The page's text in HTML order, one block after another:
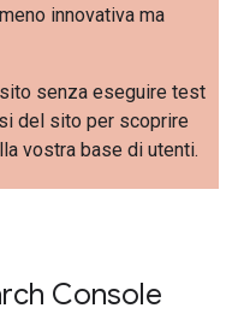
innovativa ma
senza eseguire test
del sito per scoprire
vostra base di utenti.
Console